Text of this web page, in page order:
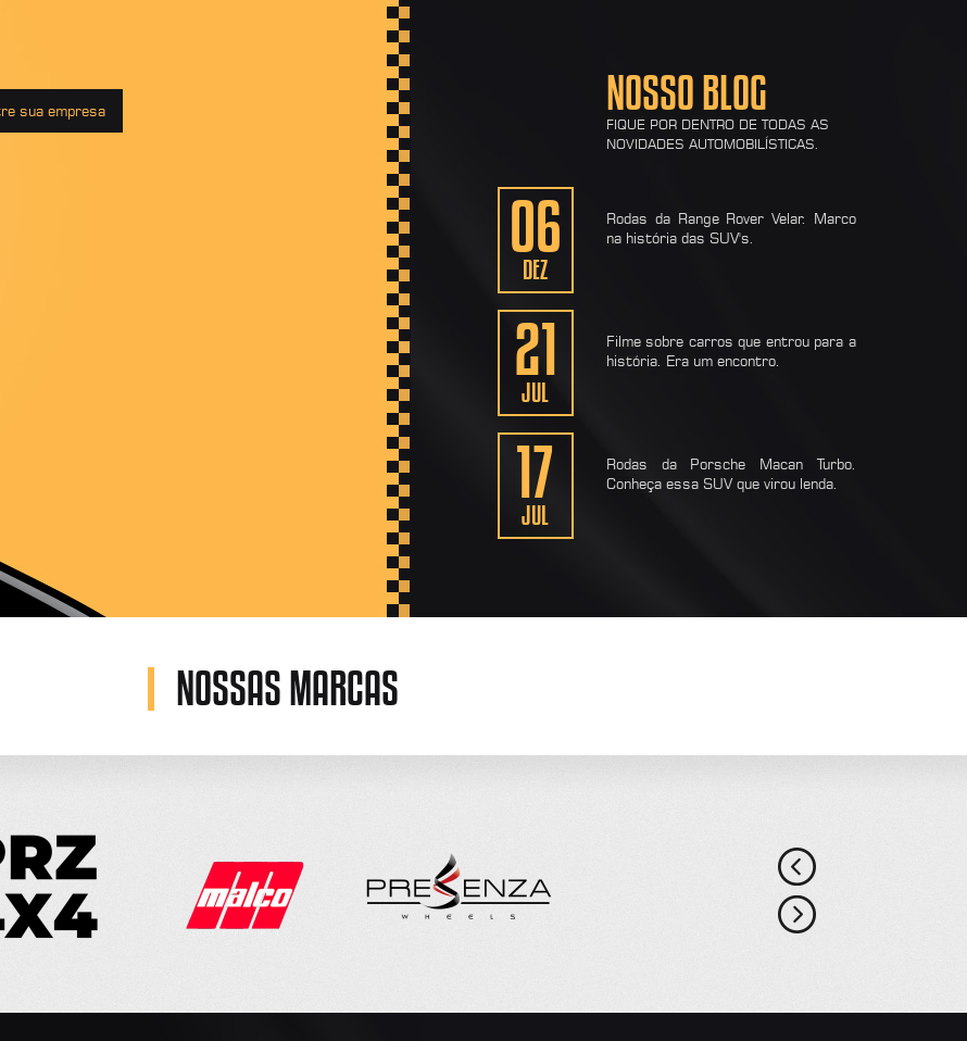
sua empresa NOSSO BLOG
FIQUE POR DENTRO DE TODAS AS
NOVIDADES AUTOMOBILÍSTICAS.
06
DEZ
Rodas da Range Rover Velar. Marco
na história das SUV's.
21
JUL
Filme sobre carros que entrou para a
história. Era um encontro.
17
JUL
Rodas da Porsche Macan Turbo.
Conheça essa SUV que virou lenda.
NOSSAS MARCAS